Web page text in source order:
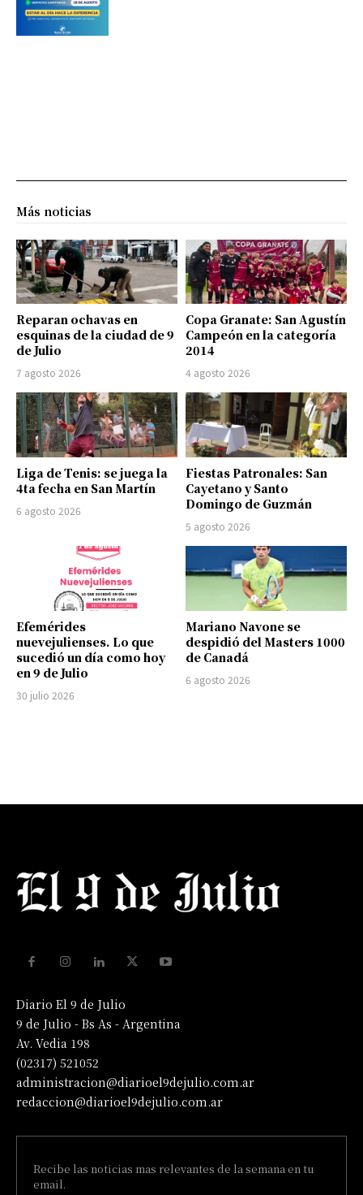
Más noticias
Reparan ochavas en
esquinas de la ciudad de 9
de Julio
7 agosto 2026
Copa Granate: San Agustín
Campeón en la categoría
2014
4 agosto 2026
Liga de Tenis: se juega la
4ta fecha en San Martín
6 agosto 2026
Fiestas Patronales: San
Cayetano y Santo
Domingo de Guzmán
5 agosto 2026
Efemérides
nuevejulienses. Lo que
sucedió un día como hoy
en 9 de Julio
30 julio 2026
Mariano Navone se
despidió del Masters 1000
de Canadá
6 agosto 2026
Diario El 9 de Julio
9 de Julio - Bs As - Argentina
Av. Vedia 198
(02317) 521052
administracion@diarioel9dejulio.com.ar
redaccion@diarioel9dejulio.com.ar
Recibe las noticias mas relevantes de la semana en tu
email.